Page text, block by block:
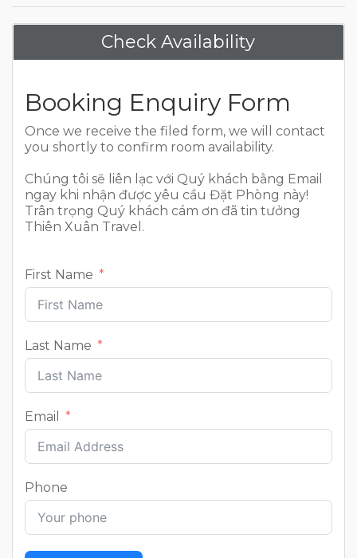
Check Availability
Booking Enquiry Form
Once we receive the filed form, we will contact
you shortly to confirm room availability.
Chúng tôi sẽ liên lạc với Quý khách bằng Email
ngay khi nhận được yêu cầu Đặt Phòng này!
Trân trọng Quý khách cám ơn đã tin tưởng
Thiên Xuân Travel.
First Name
Last Name
Email
Phone